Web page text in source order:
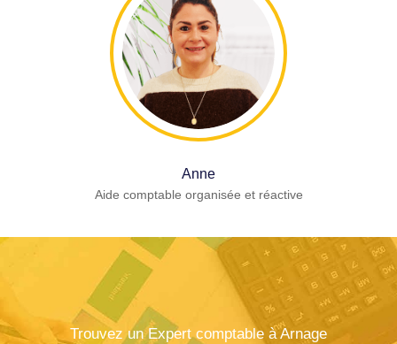
Anne
Aide comptable organisée et réactive
Trouvez un Expert comptable à Arnage